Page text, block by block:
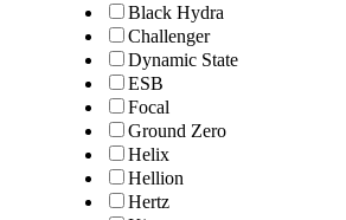
Black Hydra
Challenger
Dynamic State
ESB
Focal
Ground Zero
Helix
Hellion
Hertz